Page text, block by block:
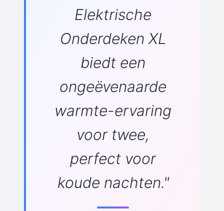
Elektrische
Onderdeken XL
biedt een
ongeëvenaarde
warmte-ervaring
voor twee,
perfect voor
koude nachten."